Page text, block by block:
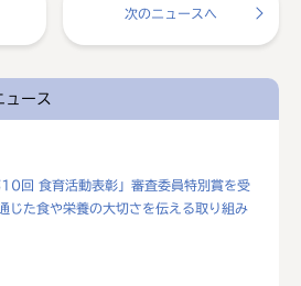
次のニュースへ
ース
回 食育活動表彰」審査委員特別賞を受
じた食や栄養の大切さを伝える取り組み